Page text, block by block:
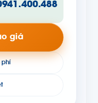
giá
phí